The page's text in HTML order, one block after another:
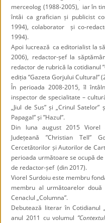
merceolog (1988-2005), iar în
întâi ca grafician și publicist
1994), colaborator și co-
1994).
Apoi lucrează ca editorialist la
2006), redactor-șef la
redactor de rubrică la cotidianul
ediția ”Gazeta Gorjului Cultural”
În perioada 2008-2015, îl
inspector de specialitate –
„Jiul de Sus” și „Crinul
Papagal” și ”Hazul”.
Din luna august 2015 Viorel
Județeană ”Christian Tell”
Cercetătorilor și Autorilor de
perioada următoare se ocupă
de redactor-șef (din 2017).
Viorel Surdoiu este membru
membru al următoarelor două
Cenaclul „Columna”.
Debutează literar în Cotidianul
anul 2011 cu volumul